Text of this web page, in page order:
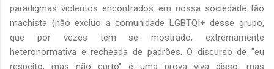
paradigmas violentos encontrados em nossa sociedade tão
machista (não excluo a comunidade LGBTQI+ desse grupo,
que por vezes tem se mostrado, extremamente
heteronormativa e recheada de padrões. O discurso de "eu
respeito, mas não curto" é uma prova viva disso, mas